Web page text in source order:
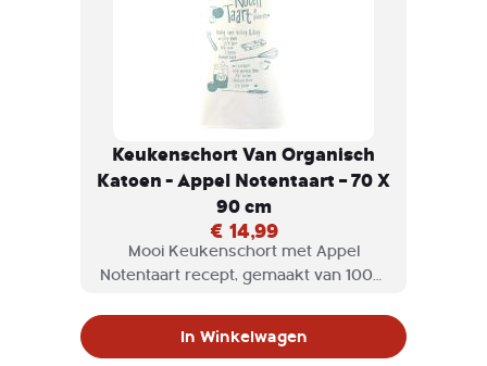
Keukenschort Van Organisch
Katoen - Appel Notentaart – 70 X
90 cm
€ 14,99
Mooi Keukenschort met Appel
Notentaart recept, gemaakt van 100%
In Winkelwagen